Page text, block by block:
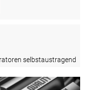
selbstaustragend